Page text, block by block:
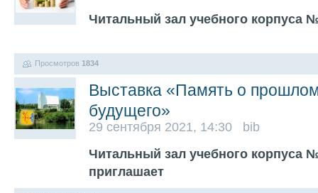
Читальный зал учебного корпуса
Просмотров 1834
Выставка «Память о
будущего»
29 сентября 2021, 14:30 bib
Читальный зал учебного корпуса
приглашает